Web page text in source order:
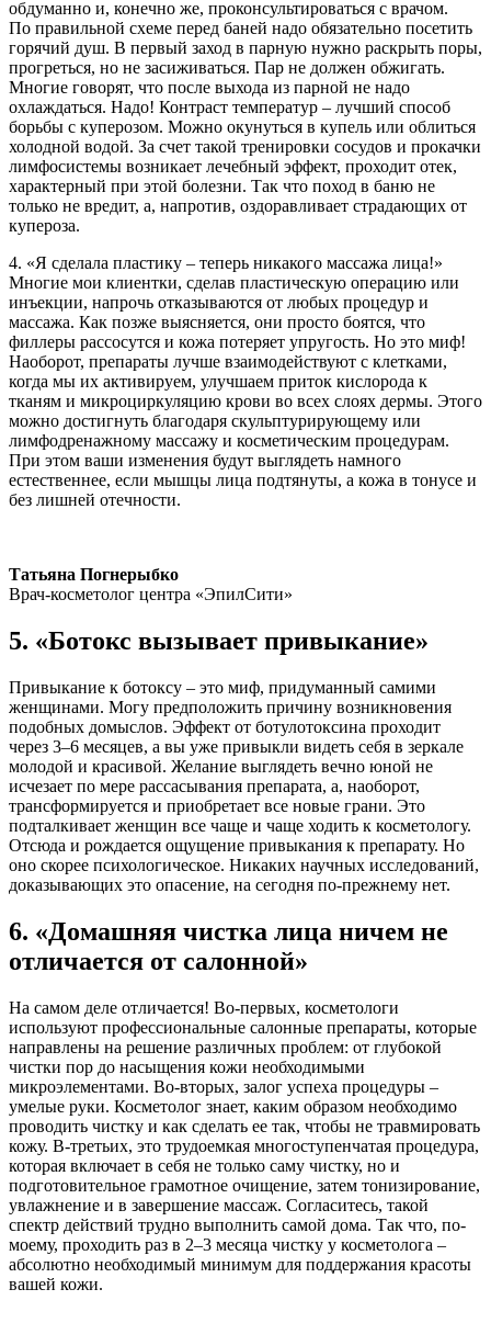
обдуманно и, конечно же, проконсультироваться с врачом.
По правильной схеме перед баней надо обязательно посетить
горячий душ. В первый заход в парную нужно раскрыть поры,
прогреться, но не засиживаться. Пар не должен обжигать.
Многие говорят, что после выхода из парной не надо
охлаждаться. Надо! Контраст температур – лучший способ
борьбы с куперозом. Можно окунуться в купель или облиться
холодной водой. За счет такой тренировки сосудов и прокачки
лимфосистемы возникает лечебный эффект, проходит отек,
характерный при этой болезни. Так что поход в баню не
только не вредит, а, напротив, оздоравливает страдающих от
купероза.
4. «Я сделала пластику – теперь никакого массажа лица!»
Многие мои клиентки, сделав пластическую операцию или
инъекции, напрочь отказываются от любых процедур и
массажа. Как позже выясняется, они просто боятся, что
филлеры рассосутся и кожа потеряет упругость. Но это миф!
Наоборот, препараты лучше взаимодействуют с клетками,
когда мы их активируем, улучшаем приток кислорода к
тканям и микроциркуляцию крови во всех слоях дермы. Этого
можно достигнуть благодаря скульптурирующему или
лимфодренажному массажу и косметическим процедурам.
При этом ваши изменения будут выглядеть намного
естественнее, если мышцы лица подтянуты, а кожа в тонусе и
без лишней отечности.
Татьяна Погнерыбко
Врач-косметолог центра «ЭпилСити»
5. «Ботокс вызывает привыкание»
Привыкание к ботоксу – это миф, придуманный самими
женщинами. Могу предположить причину возникновения
подобных домыслов. Эффект от ботулотоксина проходит
через 3–6 месяцев, а вы уже привыкли видеть себя в зеркале
молодой и красивой. Желание выглядеть вечно юной не
исчезает по мере рассасывания препарата, а, наоборот,
трансформируется и приобретает все новые грани. Это
подталкивает женщин все чаще и чаще ходить к косметологу.
Отсюда и рождается ощущение привыкания к препарату. Но
оно скорее психологическое. Никаких научных исследований,
доказывающих это опасение, на сегодня по-прежнему нет.
6. «Домашняя чистка лица ничем не
отличается от салонной»
На самом деле отличается! Во-первых, косметологи
используют профессиональные салонные препараты, которые
направлены на решение различных проблем: от глубокой
чистки пор до насыщения кожи необходимыми
микроэлементами. Во-вторых, залог успеха процедуры –
умелые руки. Косметолог знает, каким образом необходимо
проводить чистку и как сделать ее так, чтобы не травмировать
кожу. В-третьих, это трудоемкая многоступенчатая процедура,
которая включает в себя не только саму чистку, но и
подготовительное грамотное очищение, затем тонизирование,
увлажнение и в завершение массаж. Согласитесь, такой
спектр действий трудно выполнить самой дома. Так что, по-
моему, проходить раз в 2–3 месяца чистку у косметолога –
абсолютно необходимый минимум для поддержания красоты
вашей кожи.